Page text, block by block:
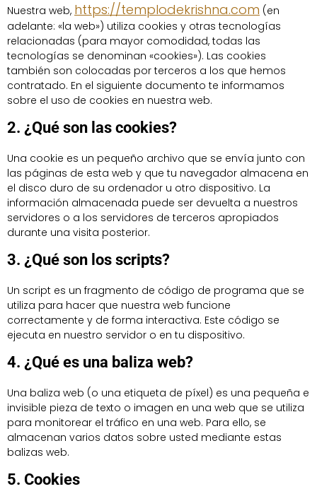
Nuestra web, https://templodekrishna.com (en
adelante: «la web») utiliza cookies y otras tecnologías
relacionadas (para mayor comodidad, todas las
tecnologías se denominan «cookies»). Las cookies
también son colocadas por terceros a los que hemos
contratado. En el siguiente documento te informamos
sobre el uso de cookies en nuestra web.
2. ¿Qué son las cookies?
Una cookie es un pequeño archivo que se envía junto con
las páginas de esta web y que tu navegador almacena en
el disco duro de su ordenador u otro dispositivo. La
información almacenada puede ser devuelta a nuestros
servidores o a los servidores de terceros apropiados
durante una visita posterior.
3. ¿Qué son los scripts?
Un script es un fragmento de código de programa que se
utiliza para hacer que nuestra web funcione
correctamente y de forma interactiva. Este código se
ejecuta en nuestro servidor o en tu dispositivo.
4. ¿Qué es una baliza web?
Una baliza web (o una etiqueta de píxel) es una pequeña e
invisible pieza de texto o imagen en una web que se utiliza
para monitorear el tráfico en una web. Para ello, se
almacenan varios datos sobre usted mediante estas
balizas web.
5. Cookies